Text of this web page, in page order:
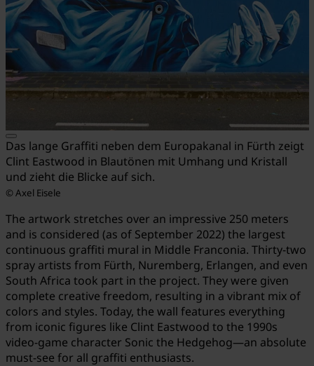
Das lange Graffiti neben dem Europakanal in Fürth zeigt
Clint Eastwood in Blautönen mit Umhang und Kristall
und zieht die Blicke auf sich.
© Axel Eisele
The artwork stretches over an impressive 250 meters
and is considered (as of September 2022) the largest
continuous graffiti mural in Middle Franconia. Thirty-two
spray artists from Fürth, Nuremberg, Erlangen, and even
South Africa took part in the project. They were given
complete creative freedom, resulting in a vibrant mix of
colors and styles. Today, the wall features everything
from iconic figures like Clint Eastwood to the 1990s
video-game character Sonic the Hedgehog—an absolute
must-see for all graffiti enthusiasts.